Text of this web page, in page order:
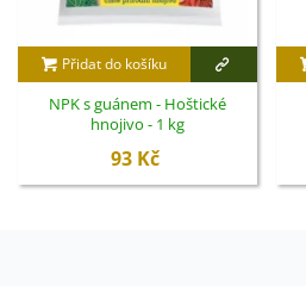
Přidat do košíku
NPK s guánem - Hoštické
hnojivo - 1 kg
93 Kč